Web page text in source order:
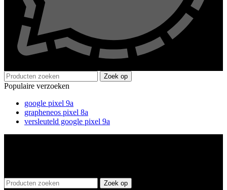
Zoek op
Populaire verzoeken
google pixel 9a
grapheneos pixel 8a
versleuteld google pixel 9a
Zoek op